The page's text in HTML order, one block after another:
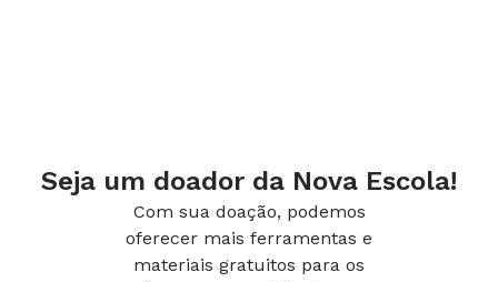
Seja um doador da Nova Escola!
Com sua doação, podemos
oferecer mais ferramentas e
materiais gratuitos para os